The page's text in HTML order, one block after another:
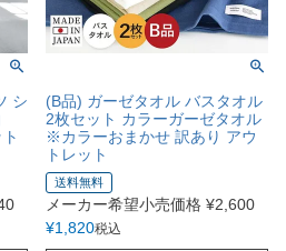
シ
(B品) ガーゼタオル バスタオル
2枚セット カラーガーゼタオル
※カラーおまかせ 訳あり アウ
トレット
送料無料
メーカー希望小売価格 ¥2,600
¥1,820税込